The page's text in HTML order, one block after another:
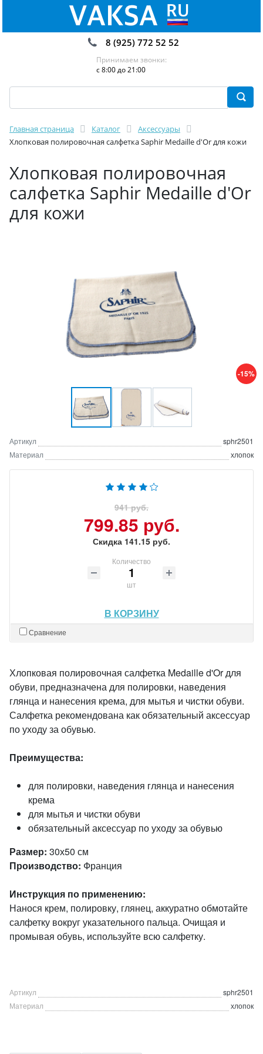
8 (925) 772 52 52
Принимаем звонки:
с 8:00 до 21:00
Главная страница Каталог
Аксессуары
Хлопковая полировочная салфетка Saphir Medaille d'Or для кожи
Хлопковая полировочная
салфетка Saphir Medaille d'Or
для кожи
-15%
Артикул
sphr2501
Материал
хлопок
941 руб.
799.85 руб.
Скидка 141.15 руб.
Количество
шт
В КОРЗИНУ
Сравнение
Хлопковая полировочная салфетка Medaille d'Or для
обуви, предназначена для полировки, наведения
глянца и нанесения крема, для мытья и чистки обуви.
Салфетка рекомендована как обязательный аксессуар
по уходу за обувью.
Преимущества:
для полировки, наведения глянца и нанесения
крема
для мытья и чистки обуви
обязательный аксессуар по уходу за обувью
Размер: 30х50 см
Производство: Франция
Инструкция по применению:
Нанося крем, полировку, глянец, аккуратно обмотайте
салфетку вокруг указательного пальца. Очищая и
промывая обувь, используйте всю салфетку.
Артикул
sphr2501
Материал
хлопок